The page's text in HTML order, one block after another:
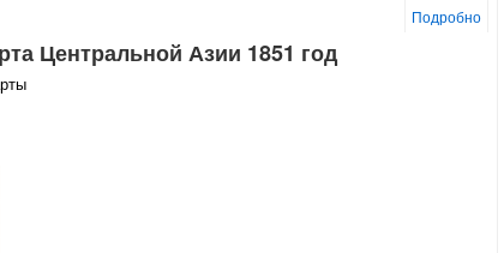
Подробно
Центральной Азии 1851 год